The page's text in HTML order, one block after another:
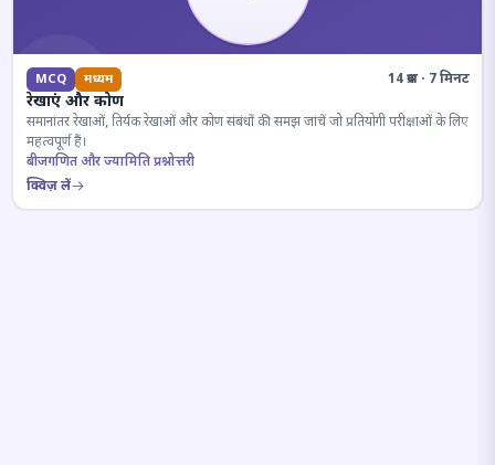
MCQ मध्यम 14 प्रश्न · 7 मिनट
रेखाएं और कोण
समानांतर रेखाओं, तिर्यक रेखाओं और कोण संबंधों की समझ जांचें जो प्रतियोगी परीक्षाओं के लिए
महत्वपूर्ण हैं।
बीजगणित और ज्यामिति प्रश्नोत्तरी
क्विज़ लें